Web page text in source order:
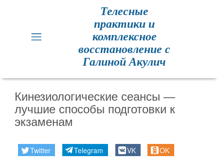
Практики
здоровья
Метод
Телесные
практики и
комплексное
восстановление с
Галиной Акулич
Кинезиологические сеансы —
лучшие способы подготовки к
экзаменам
Twitter Telegram VK OK